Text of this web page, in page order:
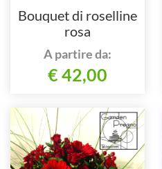
Bouquet di roselline
rosa
A partire da:
€ 42,00